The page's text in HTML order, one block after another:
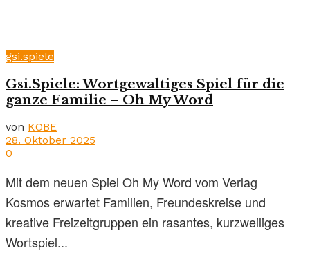
gsi.spiele
Gsi.Spiele: Wortgewaltiges Spiel für die
ganze Familie – Oh My Word
von KOBE
28. Oktober 2025
0
Mit dem neuen Spiel Oh My Word vom Verlag
Kosmos erwartet Familien, Freundeskreise und
kreative Freizeitgruppen ein rasantes, kurzweiliges
Wortspiel...